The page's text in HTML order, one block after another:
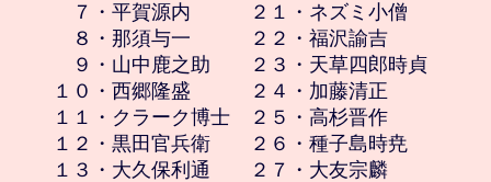
７・平賀源内　　　２１・ネズミ小僧
８・那須与一　　　２２・福沢諭吉
９・山中鹿之助　　２３・天草四郎時貞
１０・西郷隆盛　　　２４・加藤清正
１１・クラーク博士　２５・高杉晋作
１２・黒田官兵衛　　２６・種子島時尭
１３・大久保利通　　２７・大友宗麟